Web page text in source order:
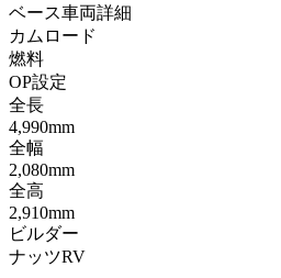
ベース車両詳細
カムロード
燃料
OP設定
全長
4,990mm
全幅
2,080mm
全高
2,910mm
ビルダー
ナッツRV